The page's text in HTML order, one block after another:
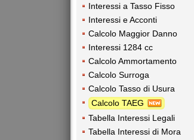
Interessi a Tasso Fisso
Interessi e Acconti
Calcolo Maggior Danno
Interessi 1284 cc
Calcolo Ammortamento
Calcolo Surroga
Calcolo Tasso di Usura
Calcolo TAEG
Tabella Interessi Legali
Tabella Interessi di Mora